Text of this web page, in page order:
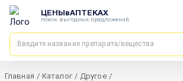
ЦЕНЫвАПТЕКАХ
поиск выгодных предложений
Главная / Каталог / Другое /